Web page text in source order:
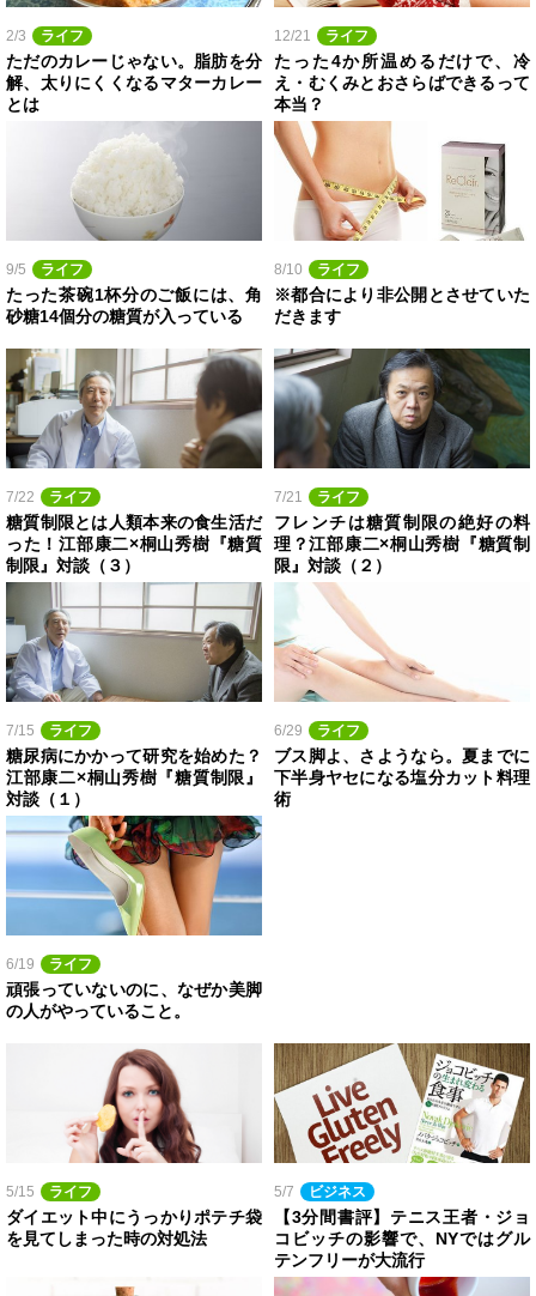
2/3 ライフ
ただのカレーじゃない。脂肪を分
解、太りにくくなるマターカレー
とは
12/21 ライフ
たった4か所温めるだけで、冷
え・むくみとおさらばできるって
本当？
9/5 ライフ
たった茶碗1杯分のご飯には、角
砂糖14個分の糖質が入っている
8/10 ライフ
※都合により非公開とさせていた
だきます
7/22 ライフ
糖質制限とは人類本来の食生活だ
った！江部康二×桐山秀樹『糖質
制限』対談（３）
7/21 ライフ
フレンチは糖質制限の絶好の料
理？江部康二×桐山秀樹『糖質制
限』対談（２）
7/15 ライフ
糖尿病にかかって研究を始めた？
江部康二×桐山秀樹『糖質制限』
対談（１）
6/29 ライフ
ブス脚よ、さようなら。夏までに
下半身ヤセになる塩分カット料理
術
6/19 ライフ
頑張っていないのに、なぜか美脚
の人がやっていること。
5/15 ライフ
ダイエット中にうっかりポテチ袋
を見てしまった時の対処法
5/7 ビジネス
【3分間書評】テニス王者・ジョ
コビッチの影響で、NYではグル
テンフリーが大流行